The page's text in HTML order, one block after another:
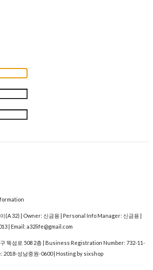
(A 32) | Owner: 신금용 | Personal Info Manager: 신금용 |
| Email: a32life@gmail.com
뚝섬로 508 2층 | Business Registration Number: 732-11-
2018-성남중원-0600| Hosting by sixshop